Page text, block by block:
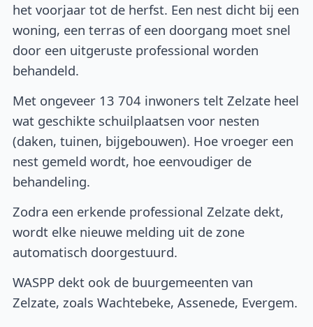
het voorjaar tot de herfst. Een nest dicht bij een
woning, een terras of een doorgang moet snel
door een uitgeruste professional worden
behandeld.
Met ongeveer 13 704 inwoners telt Zelzate heel
wat geschikte schuilplaatsen voor nesten
(daken, tuinen, bijgebouwen). Hoe vroeger een
nest gemeld wordt, hoe eenvoudiger de
behandeling.
Zodra een erkende professional Zelzate dekt,
wordt elke nieuwe melding uit de zone
automatisch doorgestuurd.
WASPP dekt ook de buurgemeenten van
Zelzate, zoals Wachtebeke, Assenede, Evergem.